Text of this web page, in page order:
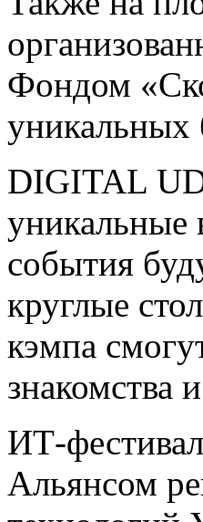
Фондом
уникальных
DIGITAL
уникальные
события
круглые
кэмпа
знакомства
ИТ-
Альянсом